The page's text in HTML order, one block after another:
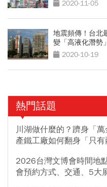
2020-11-05
地震頻傳！台北
變「高液化潛勢
2020-10-19
熱門話題
川湖做什麼的？躋身「
產鐵工廠如何翻身「只
2026台灣文博會時間地
會預約方式、交通、5大